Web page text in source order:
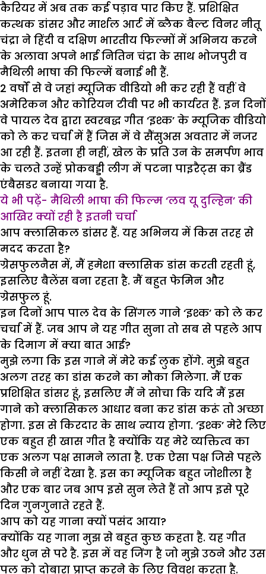
कैरियर में अब तक कई पड़ाव पार किए हैं. प्रशिक्षित
कत्थक डांसर और मार्शल आर्ट में ब्लैक बैल्ट विनर नीतू
चंद्रा ने हिंदी व दक्षिण भारतीय फिल्मों में अभिनय करने
के अलावा अपने भाई नितिन चंद्रा के साथ भोजपुरी व
मैथिली भाषा की फिल्में बनाई भी हैं.
2 वर्षों से वे जहां म्यूजिक वीडियो भी कर रही हैं वहीं वे
अमेरिकन और कोरियन टीवी पर भी कार्यरत हैं. इन दिनों
वे पायल देव द्वारा स्वरबद्ध गीत ‘इश्क’ के म्यूजिक वीडियो
को ले कर चर्चा में हैं जिस में वे सैंसुअस अवतार में नजर
आ रही हैं. इतना ही नहीं, खेल के प्रति उन के समर्पण भाव
के चलते उन्हें प्रोकबड्डी लीग में पटना पाइरैट्स का ब्रैंड
एंबैसडर बनाया गया है.
ये भी पढ़ें- मैथिली भाषा की फिल्म ‘लव यू दुल्हिन’ की
आखिर क्यों रही है इतनी चर्चा
आप क्लासिकल डांसर हैं. यह अभिनय में किस तरह से
मदद करता है?
ग्रेसफुलनैस में, मैं हमेशा क्लासिक डांस करती रहती हूं,
इसलिए बैलेंस बना रहता है. मैं बहुत फेमिन और
ग्रेसफुल हूं.
इन दिनों आप पाल देव के सिंगल गाने ‘इश्क’ को ले कर
चर्चा में हैं. जब आप ने यह गीत सुना तो सब से पहले आप
के दिमाग में क्या बात आई?
मुझे लगा कि इस गाने में मेरे कई लुक होंगे. मुझे बहुत
अलग तरह का डांस करने का मौका मिलेगा. मैं एक
प्रशिक्षित डांसर हूं, इसलिए मैं ने सोचा कि यदि मैं इस
गाने को क्लासिकल आधार बना कर डांस करूं तो अच्छा
होगा. इस से किरदार के साथ न्याय होगा. ‘इश्क’ मेरे लिए
एक बहुत ही खास गीत है क्योंकि यह मेरे व्यक्तित्व का
एक अलग पक्ष सामने लाता है. एक ऐसा पक्ष जिसे पहले
किसी ने नहीं देखा है. इस का म्यूजिक बहुत जोशीला है
और एक बार जब आप इसे सुन लेते हैं तो आप इसे पूरे
दिन गुनगुनाते रहते हैं.
आप को यह गाना क्यों पसंद आया?
क्योंकि यह गाना मुझ से बहुत कुछ कहता है. यह गीत
और धुन से परे है. इस में वह जिंग है जो मुझे उठने और उस
पल को दोबारा प्राप्त करने के लिए विवश करता है.